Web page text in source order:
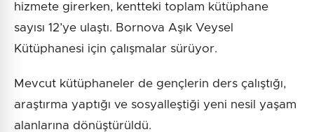
hizmete girerken, kentteki toplam kütüphane
sayısı 12’ye ulaştı. Bornova Aşık Veysel
Kütüphanesi için çalışmalar sürüyor.
Mevcut kütüphaneler de gençlerin ders çalıştığı,
araştırma yaptığı ve sosyalleştiği yeni nesil yaşam
alanlarına dönüştürüldü.